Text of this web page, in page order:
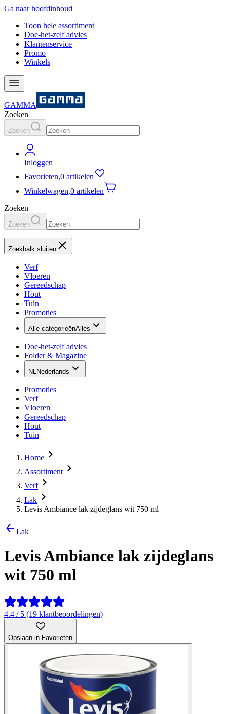
Ga naar hoofdinhoud
Toon hele assortiment
Doe-het-zelf advies
Klantenservice
Promo
Winkels
GAMMA
Zoeken
Zoeken
Inloggen
Favorieten,0 artikelen
Winkelwagen,0 artikelen
Zoeken
Zoeken
Zoekbalk sluiten
Verf
Vloeren
Gereedschap
Hout
Tuin
Promoties
Alle categorieënAlles
Doe-het-zelf advies
Folder & Magazine
NLNederlands
Promoties
Verf
Vloeren
Gereedschap
Hout
Tuin
Home
Assortiment
Verf
Lak
Levis Ambiance lak zijdeglans wit 750 ml
Lak
Levis Ambiance lak zijdeglans
wit 750 ml
4.4 / 5 (19 klantbeoordelingen)
Opslaan in Favorieten